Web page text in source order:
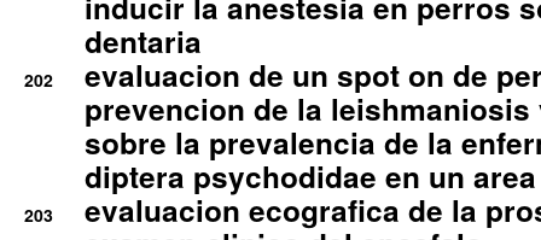
dentaria
202
evaluacion de un spot on de
prevencion de la
sobre la prevalencia de la
diptera psychodidae en un
203 evaluacion ecografica de la